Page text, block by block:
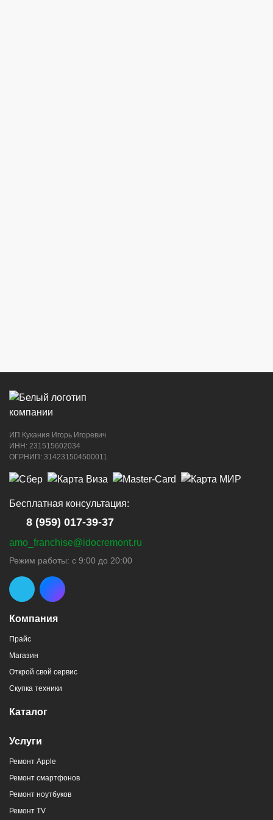
ИП Кукания Игорь Игоревич
ИНН: 231515602034
ОГРНИП: 314231504500011
Компания
Прайс
Магазин
Открой свой сервис
Скупка техники
Каталог
Услуги
Ремонт Apple
Ремонт смартфонов
Ремонт ноутбуков
Ремонт TV
Бесплатная консультация:
8 (959) 017-39-37
amo_franchise@idocremont.ru
Режим работы: с 9:00 до 20:00